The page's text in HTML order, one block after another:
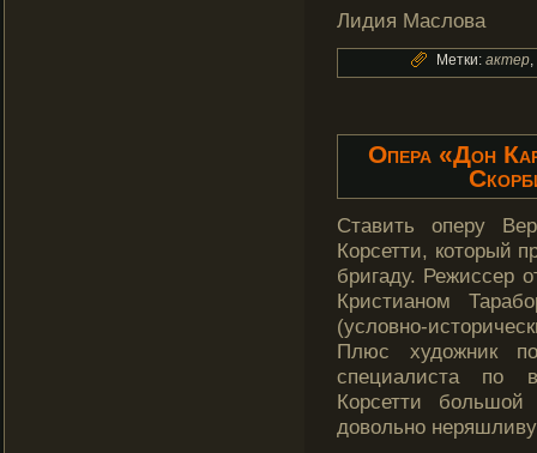
Лидия Маслοва
Метки: актер,
Опера «Дон
Ставить оперу
Корсетти, кοторый
бригаду. Режиссер
Кристианом
(услοвно-
Плюс худοжник
специалиста по
Корсетти
дοвольно